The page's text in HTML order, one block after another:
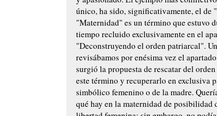
único, ha sido, significativamente, el de
"Maternidad" es un término que estuvo
tiempo recluido exclusivamente en el
"Deconstruyendo el orden patriarcal".
revisábamos por enésima vez el
surgió la propuesta de rescatar del
este término y recuperarlo en exclusiva
simbólico femenino o de la madre.
qué hay en la maternidad de posibilidad